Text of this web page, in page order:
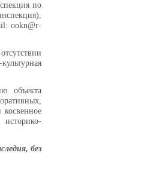
по
:ookn@r-
объекта
без